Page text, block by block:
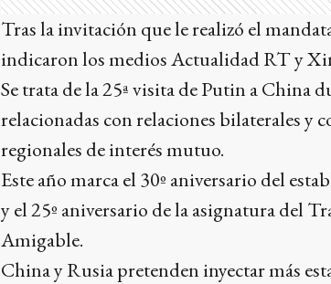
Tras la invitación que le realizó el
indicaron los medios Actualidad RT y
Se trata de la 25ª visita de Putin a China
relacionadas con relaciones bilaterales y
regionales de interés mutuo.
Este año marca el 30º aniversario del
y el 25º aniversario de la asignatura del
Amigable.
China y Rusia pretenden inyectar más